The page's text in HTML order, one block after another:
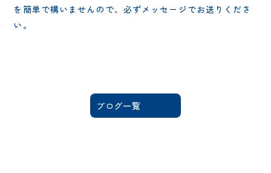
を簡単で構いませんので、必ずメッセージでお送りくださ
い。
ブログ一覧